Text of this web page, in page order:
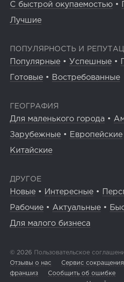
С быстрой окупаемостью •
Лучшие
ПОПУЛЯРНОСТЬ И
Популярные • Успешные •
Готовые • Востребованные
ГЕОГРАФИЯ
Для маленького города •
Зарубежные • Европейские
Китайские
ДРУГОЕ
Новые • Интересные •
Рабочие • Актуальные •
Для малого бизнеса
© 2026 Пользовательское
Отзывы о нас
Сервис
франшиз
Сообщить об ошибке